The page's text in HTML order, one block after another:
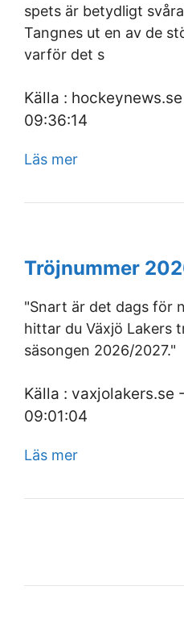
spets är betydligt
Tangnes ut en av de
varför det s
Källa :
09:36:14
Läs mer
Tröjnummer
"Snart är det dags för
hittar du Växjö Lakers
säsongen 2026/2027."
Källa :
09:01:04
Läs mer